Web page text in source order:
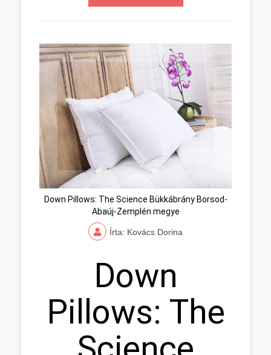
Down Pillows: The Science Bükkábrány Borsod-
Abaúj-Zemplén megye
Írta: Kovács Dorina
Down
Pillows: The